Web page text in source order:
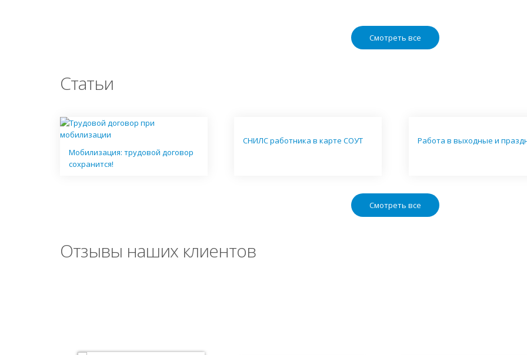
Смотреть все
Статьи
Мобилизация: трудовой договор
сохранится!
СНИЛС работника в карте СОУТ Работа в выходные и
Смотреть все
Отзывы наших клиентов